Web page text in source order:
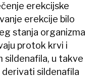
erekcijske
erekcije bilo
stanja organizma
protok krvi i
sildenafila, u takve
sildenafila